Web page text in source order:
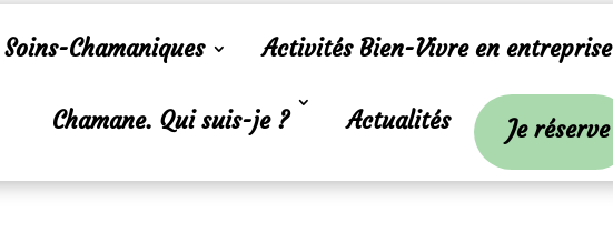
Soins-Chamaniques Activités Bien-Vivre en entreprise
Chamane. Qui suis-je ? Actualités Je réserve